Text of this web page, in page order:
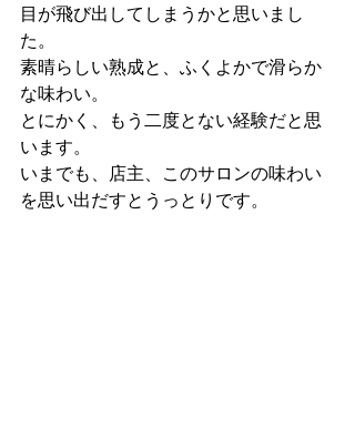
目が飛び出してしまうかと思いまし
た。
素晴らしい熟成と、ふくよかで滑らか
な味わい。
とにかく、もう二度とない経験だと思
います。
いまでも、店主、このサロンの味わい
を思い出だすとうっとりです。